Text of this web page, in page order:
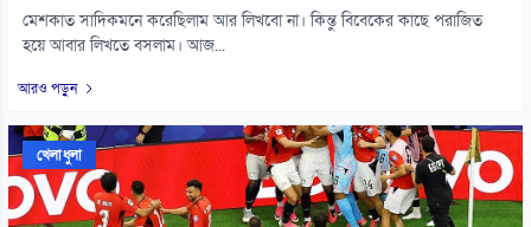
মেশকাত সাদিকমনে করেছিলাম আর লিখবো না। কিন্তু বিবেকের কাছে পরাজিত
হয়ে আবার লিখতে বসলাম। আজ...
আরও পড়ুন
খেলাধুলা